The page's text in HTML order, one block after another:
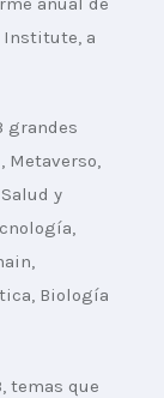
Institute, a
grandes
y
Biología
temas que